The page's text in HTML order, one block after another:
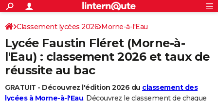
ACTUALITÉS
Politique
Société
Faits Divers
Education
Monde
Villes
+
SPORT
Coupe du monde 2026
Football
Tennis
Cyclisme
Rugby
Forum
CULTURE
Programme TV
TNT
Streaming
Cinéma
Sorties cinéma
Musique
+
FINANCE
Retraite
Impôts
Epargne
Immobilier
Risques naturels par ville
Banque
Assurance
Crédit
AUTO
S'inscrire
Connexion
Classement lycées 2026 Morne-à-l'Eau
Lycée Faustin Fléret (Morne-à-
l'Eau) : classement 2026 et taux de
réussite au bac
GRATUIT - Découvrez l'édition 2026 du classement des
lycées à Morne-à-l'Eau. Découvrez le classement de chaque